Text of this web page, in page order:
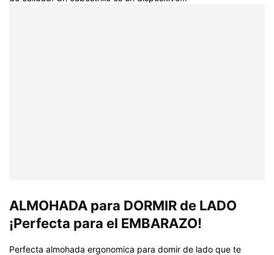
ALMOHADA para DORMIR de LADO
¡Perfecta para el EMBARAZO!
Perfecta almohada ergonomica para domir de lado que te